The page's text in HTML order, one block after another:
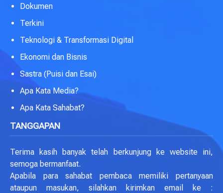
Dokumen
Terkini
Teknologi & Transformasi Digital
Ekonomi dan Bisnis
Sastra (Puisi dan Esai)
Apa Kata Media?
Apa Kata Sahabat?
TANGGAPAN
Terima kasih banyak telah berkunjung ke website ini,
semoga bermanfaat.
Apabila para sahabat pembaca memiliki pertanyaan
ataupun masukan, silahkan kirimkan email ke :